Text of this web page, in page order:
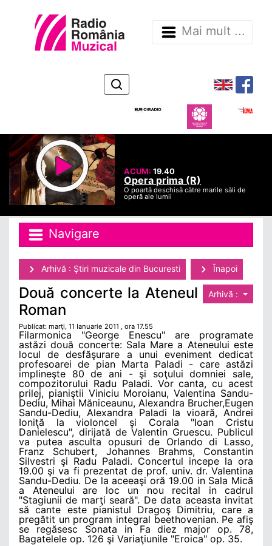
Mai mult ...
ACUM:19.40
Opera prima (R)
O poartă deschisă către marile săli de
operă ale lumii
Navigare
Arhivă : Ştiri muzicale din Bucuresti Înapoi
Arhivă :
Două concerte la Ateneul
Roman
Publicat: marţi, 11 Ianuarie 2011 , ora 17.55
Filarmonica "George Enescu" are programate
astăzi două concerte: Sala Mare a Ateneului este
locul de desfăşurare a unui eveniment dedicat
profesoarei de pian Marta Paladi - care astăzi
implineşte 80 de ani - şi soţului domniei sale,
compozitorului Radu Paladi. Vor canta, cu acest
prilej, pianiştii Viniciu Moroianu, Valentina Sandu-
Dediu, Mihai Măniceaunu, Alexandra Brucher,Eugen
Sandu-Dediu, Alexandra Paladi la vioară, Andrei
Ioniţă la violoncel şi Corala "Ioan Cristu
Danielescu", dirijată de Valentin Gruescu. Publicul
va putea asculta opusuri de Orlando di Lasso,
Franz Schubert, Johannes Brahms, Constantin
Silvestri şi Radu Paladi. Concertul incepe la ora
19.00 şi va fi prezentat de prof. univ. dr. Valentina
Sandu-Dediu. De la aceeaşi oră 19.00 in Sala Mică
a Ateneului are loc un nou recital in cadrul
"Stagiunii de marţi seară". De data aceasta invitat
să cante este pianistul Dragoş Dimitriu, care a
pregătit un program integral beethovenian. Pe afiş
se regăsesc Sonata in Fa diez major op. 78,
Bagatelele op. 126 şi Variaţiunile "Eroica" op. 35.